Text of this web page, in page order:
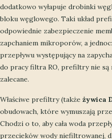
dodatkowo wyłapuje drobinki
bloku węglowego. Taki układ
odpowiednie zabezpieczenie
zapchaniem mikroporów, a
przepływu występujący na
do pracy filtra RO, prefiltry nie są
zalecane.
Właściwe prefiltry (także żywica
obudowach, które wymuszają
Chodzi o to, aby cała woda
przecieków wody niefiltrowanej,